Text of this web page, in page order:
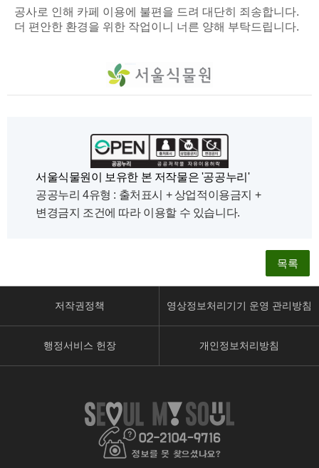
공사로 인해 카페 이용에 불편을 드려 대단히 죄송합니다.
더 편안한 환경을 위한 작업이니 너른 양해 부탁드립니다.
서울식물원이 보유한 본 저작물은 '공공누리'
공공누리 4유형 : 출처표시 + 상업적이용금지 +
변경금지 조건에 따라 이용할 수 있습니다.
목록
저작권정책 영상정보처리기기 운영 관리방침
행정서비스 헌장 개인정보처리방침
이
스
북
페
튜
브
페
이
스
타
페
이